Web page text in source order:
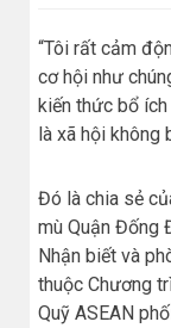
“Tôi rất cảm
cơ hội như
kiến thức bổ
là xã hội không
Đó là chia sẻ
mù Quận Đống
Nhận biết và
thuộc Chương
Quỹ ASEAN